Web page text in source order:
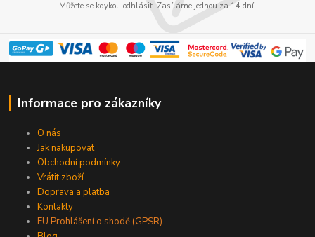
Můžete se kdykoli odhlásit. Zasíláme jednou za 14 dní.
Informace pro zákazníky
O nás
Jak nakupovat
Obchodní podmínky
Vrátit zboží
Doprava a platba
Kontakty
EU Prohlášení o shodě (GPSR)